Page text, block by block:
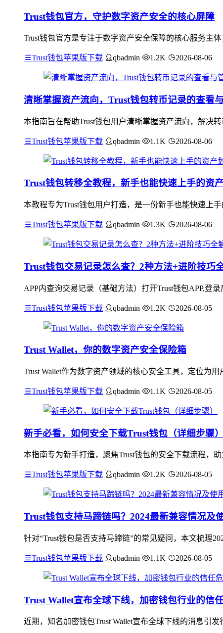
Trust钱包官方，守护数字资产安全的核心屏障
Trust钱包官方是专注于数字资产安全保障的核心服务主
Trust钱包苹果版下载 qbadmin 1.2K 2026-08-06
清晰掌握资产流向，Trust钱包转币记录的查看
本指南旨在帮助Trust钱包用户清晰掌握资产流向，解决
Trust钱包苹果版下载 qbadmin 1.1K 2026-08-06
Trust钱包转移全教程，新手也能快速上手的资
本教程专为Trust钱包用户打造，是一份新手也能快速上
Trust钱包苹果版下载 qbadmin 1.3K 2026-08-06
Trust钱包交易记录怎么查？2种方法+进阶技巧
APP内查询交易记录（基础方法）打开Trust钱包APP,登
Trust钱包苹果版下载 qbadmin 1.2K 2026-08-05
Trust Wallet，你的数字资产安全保险箱
Trust Wallet作为数字资产领域的核心安全工具，定位为
Trust钱包苹果版下载 qbadmin 1.1K 2026-08-05
新手必看，如何安全下载Trust钱包（详细步骤）
本指南专为新手打造，聚焦Trust钱包的安全下载流程，
Trust钱包苹果版下载 qbadmin 1.2K 2026-08-05
Trust钱包支持马蹄链吗？2024最新兼容情况及
针对“Trust钱包是否支持马蹄链”的常见疑问，本文梳理
Trust钱包苹果版下载 qbadmin 1.1K 2026-08-05
Trust Wallet宣布全球下线，加密钱包行业的信
近期，知名加密钱包Trust Wallet宣布全球下线的消息引